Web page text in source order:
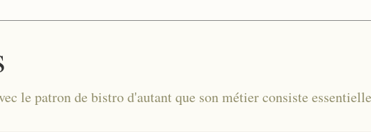
le patron de bistro d'autant que son métier consiste